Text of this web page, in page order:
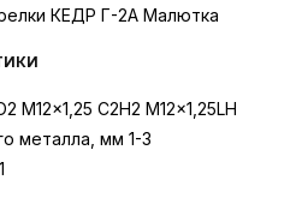
КЕДР Г-2А Малютка
M12x1,25 C2H2 M12x1,25LH
металла, мм 1-3